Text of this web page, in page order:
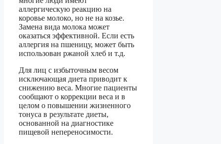
аллергическую реакцию на
коровье молоко, но не на козье.
Замена вида молока может
оказаться эффективной. Если есть
аллергия на пшеницу, может быть
использован ржаной хлеб и т.д.
Для лиц с избыточным весом
исключающая диета приводит к
снижению веса. Многие пациенты
сообщают о коррекции веса и в
целом о повышении жизненного
тонуса в результате диеты,
основанной на диагностике
пищевой непереносимости.